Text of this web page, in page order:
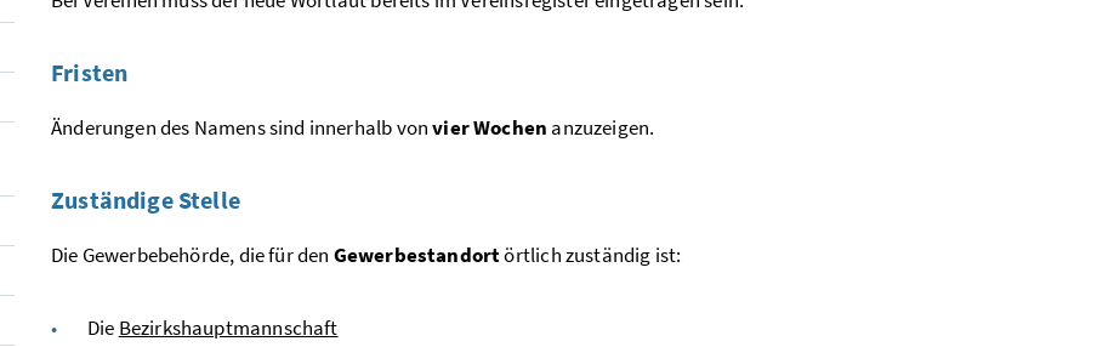
Fristen
Änderungen des Namens sind innerhalb vonvier Wochen anzuzeigen.
Zuständige Stelle
Die Gewerbebehörde, die für den Gewerbestandortörtlich zuständig ist:
Die Bezirkshauptmannschaft